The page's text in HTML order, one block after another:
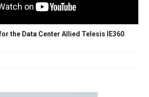
the Data Center Allied Telesis IE360